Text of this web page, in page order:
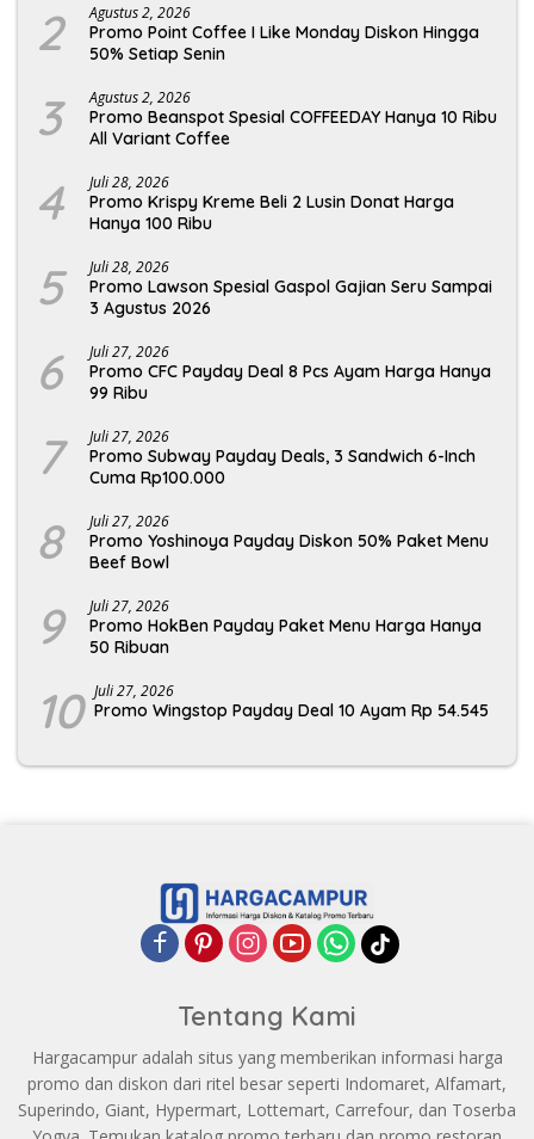
2 Agustus 2, 2026
Promo Point Coffee I Like Monday Diskon Hingga
50% Setiap Senin
3 Agustus 2, 2026
Promo Beanspot Spesial COFFEEDAY Hanya 10 Ribu
All Variant Coffee
4 Juli 28, 2026
Promo Krispy Kreme Beli 2 Lusin Donat Harga
Hanya 100 Ribu
5 Juli 28, 2026
Promo Lawson Spesial Gaspol Gajian Seru Sampai
3 Agustus 2026
6 Juli 27, 2026
Promo CFC Payday Deal 8 Pcs Ayam Harga Hanya
99 Ribu
7 Juli 27, 2026
Promo Subway Payday Deals, 3 Sandwich 6-Inch
Cuma Rp100.000
8 Juli 27, 2026
Promo Yoshinoya Payday Diskon 50% Paket Menu
Beef Bowl
9 Juli 27, 2026
Promo HokBen Payday Paket Menu Harga Hanya
50 Ribuan
10 Juli 27, 2026
Promo Wingstop Payday Deal 10 Ayam Rp 54.545
Tentang Kami
Hargacampur adalah situs yang memberikan informasi harga
promo dan diskon dari ritel besar seperti Indomaret, Alfamart,
Superindo, Giant, Hypermart, Lottemart, Carrefour, dan Toserba